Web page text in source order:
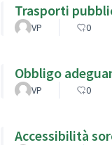
Trasporti
VP 0
Obbligo
VP 0
Accessibilità